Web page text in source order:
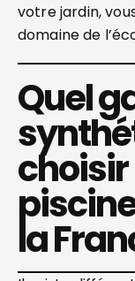
votre jardin,
domaine de
Quel
choisir
la